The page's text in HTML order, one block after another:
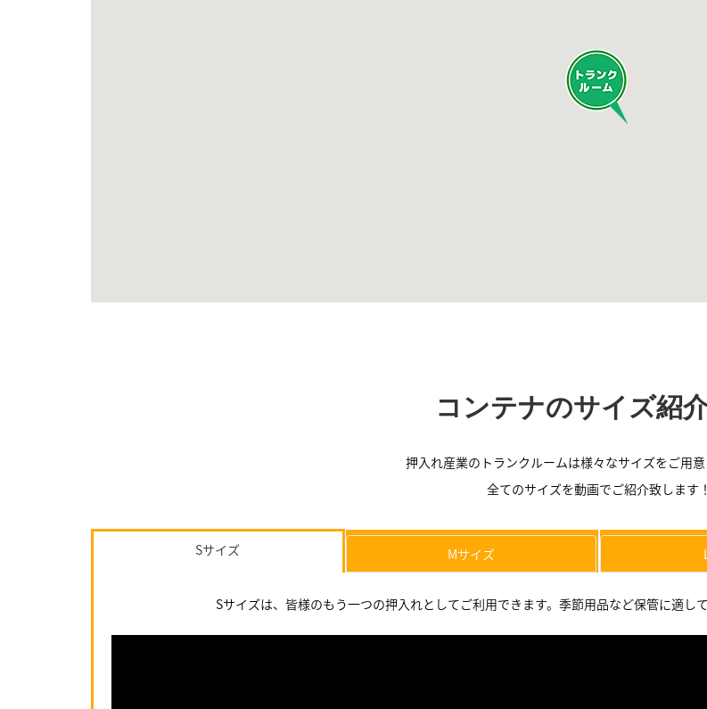
コンテナのサイズ紹
押入れ産業のトランクルームは様々なサイズをご用意
全てのサイズを動画でご紹介致します！
Sサイズ Mサイズ
Sサイズは、皆様のもう一つの押入れとしてご利用できます。季節用品など保管に適し